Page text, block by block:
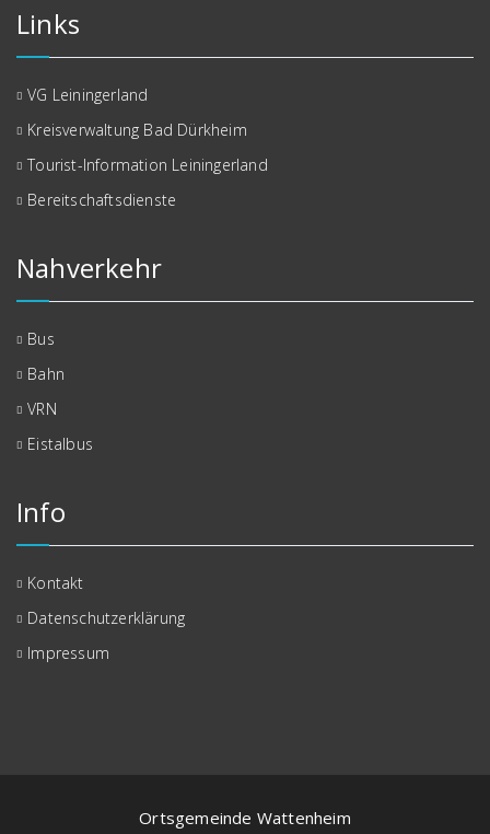
Links
VG Leiningerland
Kreisverwaltung Bad Dürkheim
Tourist-Information Leiningerland
Bereitschaftsdienste
Nahverkehr
Bus
Bahn
VRN
Eistalbus
Info
Kontakt
Datenschutzerklärung
Impressum
Ortsgemeinde Wattenheim